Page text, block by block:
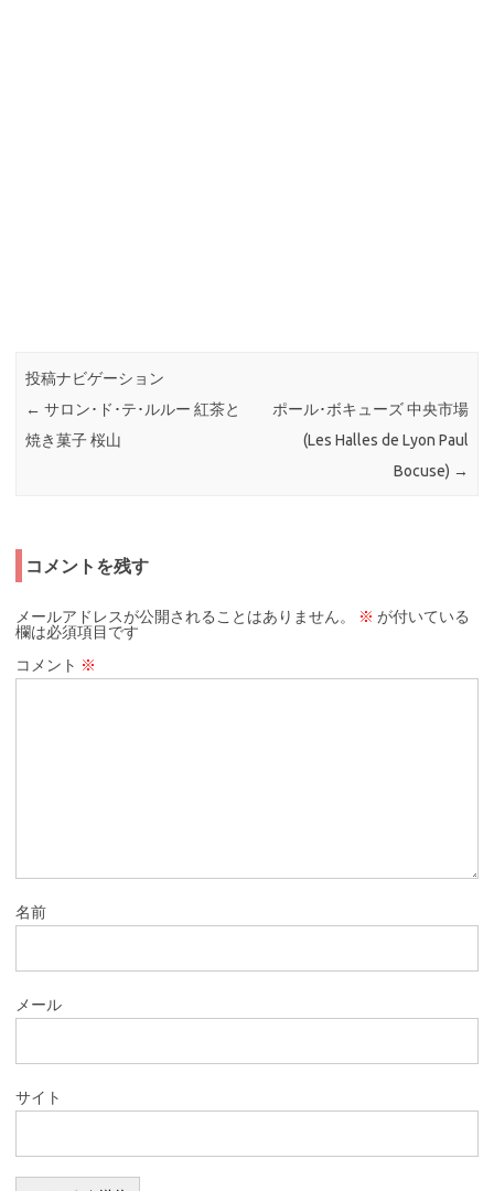
投稿ナビゲーション
← サロン･ド･テ･ルルー 紅茶と
焼き菓子 桜山
ポール･ボキューズ 中央市場
(Les Halles de Lyon Paul
Bocuse) →
コメントを残す
メールアドレスが公開されることはありません。 ※ が付いている
欄は必須項目です
コメント ※
名前
メール
サイト